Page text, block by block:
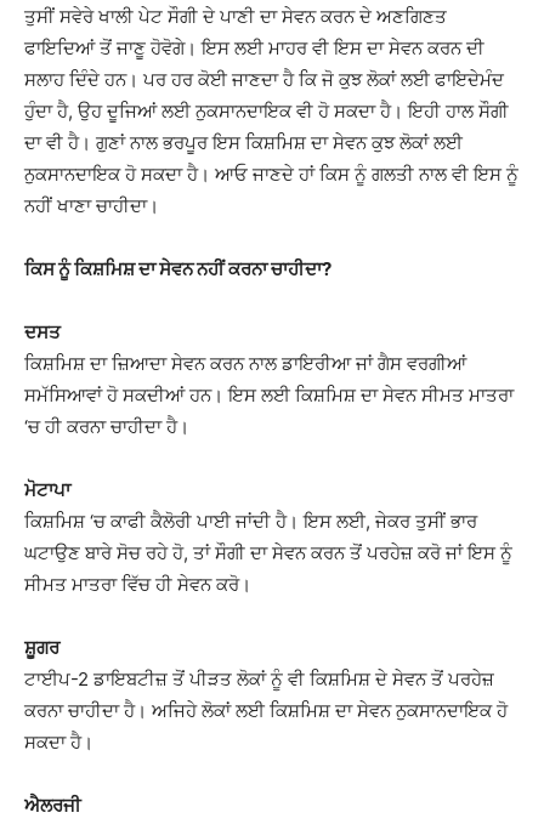
ਤੁਸੀਂ ਸਵੇਰੇ ਖਾਲੀ ਪੇਟ ਸੌਗੀ ਦੇ ਪਾਣੀ ਦਾ ਸੇਵਨ ਕਰਨ ਦੇ ਅਣਗਿਣਤ
ਫਾਇਦਿਆਂ ਤੋਂ ਜਾਣੂ ਹੋਵੋਗੇ। ਇਸ ਲਈ ਮਾਹਰ ਵੀ ਇਸ ਦਾ ਸੇਵਨ ਕਰਨ ਦੀ
ਸਲਾਹ ਦਿੰਦੇ ਹਨ। ਪਰ ਹਰ ਕੋਈ ਜਾਣਦਾ ਹੈ ਕਿ ਜੋ ਕੁਝ ਲੋਕਾਂ ਲਈ ਫਾਇਦੇਮੰਦ
ਹੁੰਦਾ ਹੈ, ਉਹ ਦੂਜਿਆਂ ਲਈ ਨੁਕਸਾਨਦਾਇਕ ਵੀ ਹੋ ਸਕਦਾ ਹੈ। ਇਹੀ ਹਾਲ ਸੌਗੀ
ਦਾ ਵੀ ਹੈ। ਗੁਣਾਂ ਨਾਲ ਭਰਪੂਰ ਇਸ ਕਿਸ਼ਮਿਸ਼ ਦਾ ਸੇਵਨ ਕੁਝ ਲੋਕਾਂ ਲਈ
ਨੁਕਸਾਨਦਾਇਕ ਹੋ ਸਕਦਾ ਹੈ। ਆਓ ਜਾਣਦੇ ਹਾਂ ਕਿਸ ਨੂੰ ਗਲਤੀ ਨਾਲ ਵੀ ਇਸ ਨੂੰ
ਨਹੀਂ ਖਾਣਾ ਚਾਹੀਦਾ।
ਕਿਸ ਨੂੰ ਕਿਸ਼ਮਿਸ਼ ਦਾ ਸੇਵਨ ਨਹੀਂ ਕਰਨਾ ਚਾਹੀਦਾ?
ਦਸਤ
ਕਿਸ਼ਮਿਸ਼ ਦਾ ਜ਼ਿਆਦਾ ਸੇਵਨ ਕਰਨ ਨਾਲ ਡਾਇਰੀਆ ਜਾਂ ਗੈਸ ਵਰਗੀਆਂ
ਸਮੱਸਿਆਵਾਂ ਹੋ ਸਕਦੀਆਂ ਹਨ। ਇਸ ਲਈ ਕਿਸ਼ਮਿਸ਼ ਦਾ ਸੇਵਨ ਸੀਮਤ ਮਾਤਰਾ
‘ਚ ਹੀ ਕਰਨਾ ਚਾਹੀਦਾ ਹੈ।
ਮੋਟਾਪਾ
ਕਿਸ਼ਮਿਸ਼ ‘ਚ ਕਾਫੀ ਕੈਲੋਰੀ ਪਾਈ ਜਾਂਦੀ ਹੈ। ਇਸ ਲਈ, ਜੇਕਰ ਤੁਸੀਂ ਭਾਰ
ਘਟਾਉਣ ਬਾਰੇ ਸੋਚ ਰਹੇ ਹੋ, ਤਾਂ ਸੌਗੀ ਦਾ ਸੇਵਨ ਕਰਨ ਤੋਂ ਪਰਹੇਜ਼ ਕਰੋ ਜਾਂ ਇਸ ਨੂੰ
ਸੀਮਤ ਮਾਤਰਾ ਵਿੱਚ ਹੀ ਸੇਵਨ ਕਰੋ।
ਸ਼ੂਗਰ
ਟਾਈਪ-2 ਡਾਇਬਟੀਜ਼ ਤੋਂ ਪੀੜਤ ਲੋਕਾਂ ਨੂੰ ਵੀ ਕਿਸ਼ਮਿਸ਼ ਦੇ ਸੇਵਨ ਤੋਂ ਪਰਹੇਜ਼
ਕਰਨਾ ਚਾਹੀਦਾ ਹੈ। ਅਜਿਹੇ ਲੋਕਾਂ ਲਈ ਕਿਸ਼ਮਿਸ਼ ਦਾ ਸੇਵਨ ਨੁਕਸਾਨਦਾਇਕ ਹੋ
ਸਕਦਾ ਹੈ।
ਐਲਰਜੀ